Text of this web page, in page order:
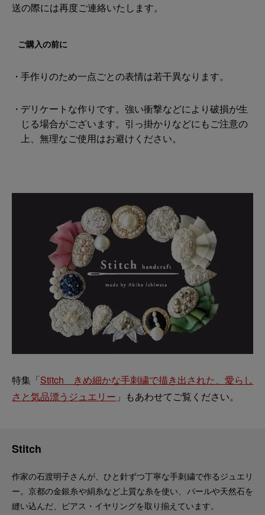
送の際には再度ご連絡いたします。
ご購入の前に
手作りのため一点ごとの表情は若干異なります。
デリケートな作りです。強い衝撃などにより破損が生
じる場合がございます。引っ掛かりなどにもご注意の
上、無理なご使用はお避けください。
特集「Stitch きめ細かな手刺繍で描き出された、愛らし
さと気品漂うジュエリー 」もあわせてご覧ください。
Stitch
作家の石渡明子さんが、ひと針ずつ丁寧な手刺繍で作るジュエリ
ー。京都の金銀糸や絹糸など上質な糸を使い、パールや天然石を
縫い込んだ、ピアス・イヤリングを取り揃えています。